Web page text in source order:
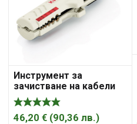
Инструмент за
зачистване на кабели
125мм, ф4.5-10мм, 16 65
125 SB Knipex
46,20 € (90,36 лв.)